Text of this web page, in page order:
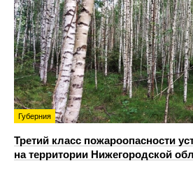
Губерния
Третий класс пожароопасности
на территории Нижегородской